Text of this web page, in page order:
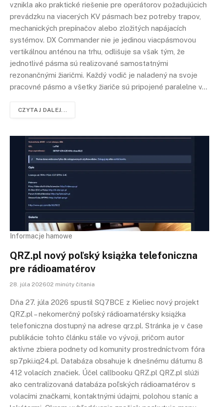
vznikla ako praktické riešenie pre operátorov požadujúcich
prevádzku na viacerých KV pásmach bez potreby trapov,
mechanických prepínačov alebo zložitých napájacích
systémov. DX Commander nie je jedinou viacpásmovou
vertikálnou anténou na trhu, odlišuje sa však tým, že
jednotlivé pásma sú realizované samostatnými
rezonančnými žiaričmi. Každý vodič je naladený na svoje
pracovné pásmo a všetky žiariče sú pripojené paralelne v…
CZYTAJ DALEJ...
Informacje hamowe
QRZ.pl nový poľský książka telefoniczna
pre rádioamatérov
28. júla 202602 minúty čítania
Dňa 27. júla 2026 spustil SQ7BCE z Kieliec nový projekt
QRZ.pl – nekomerčný poľský rádioamatérsky książka
telefoniczna dostupný na adrese qrz.pl. Stránka je v čase
publikácie tohto článku stále vo vývoji, pričom autor
aktívne zbiera podnety od komunity prostredníctvom fóra
sp7pki.iq24.pl. Databáza obsahuje k dnešnému dátumu 8
412 volacích značiek. Účel callbooku QRZ.pl QRZ.pl slúži
ako centralizovaná databáza poľských rádioamatérov s
volacími značkami, kontaktnými údajmi, polohou staníc a